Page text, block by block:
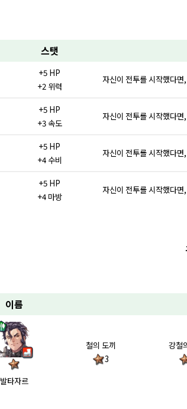
스탯
+5 HP
+2 위력
자신이 전투를 시작했다
+5 HP
+3 속도
자신이 전투를 시작했다
+5 HP
+4 수비
자신이 전투를 시작했다
+5 HP
+4 마방
자신이 전투를 시작했다
이름
발타자르
철의 도끼
3
강철